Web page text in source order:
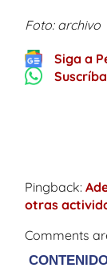
Foto: archivo
Siga a
Pingback:
otras
Comments